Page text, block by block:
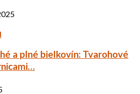
a plné bielkovín: Tvarohové